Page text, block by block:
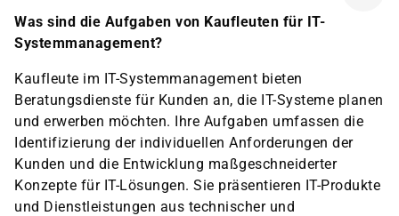
Was sind die Aufgaben von Kaufleuten für IT-
Systemmanagement?
Kaufleute im IT-Systemmanagement bieten
Beratungsdienste für Kunden an, die IT-Systeme planen
und erwerben möchten. Ihre Aufgaben umfassen die
Identifizierung der individuellen Anforderungen der
Kunden und die Entwicklung maßgeschneiderter
Konzepte für IT-Lösungen. Sie präsentieren IT-Produkte
und Dienstleistungen aus technischer und